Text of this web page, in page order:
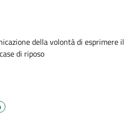
della volontà di esprimere il
di riposo